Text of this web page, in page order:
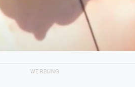
WERBUNG